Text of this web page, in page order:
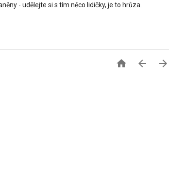
- udělejte si s tím něco lidičky, je to hrůza.
  